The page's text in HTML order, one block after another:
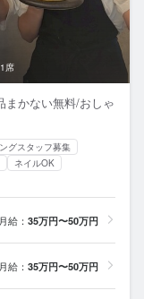
席
まかない無料/おしゃ
グスタッフ募集
ネイルOK
月給： 35万円〜50万円
月給： 35万円〜50万円